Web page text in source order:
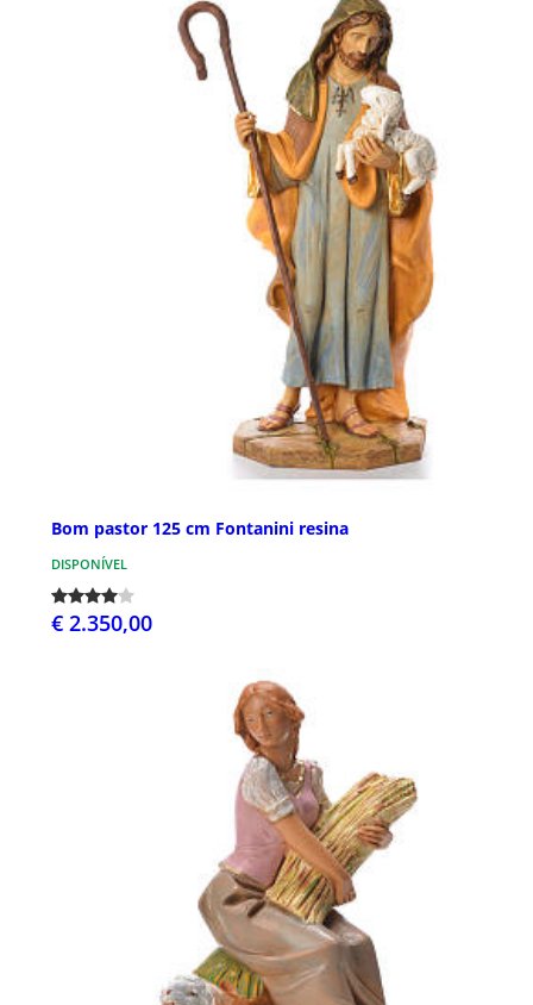
Bom pastor 125 cm Fontanini resina
DISPONÍVEL
€ 2.350,00